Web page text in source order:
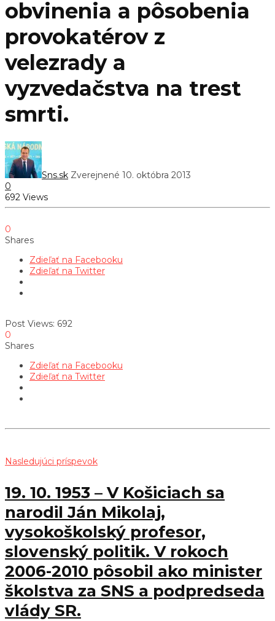
obvinenia a pôsobenia
provokatérov z
velezrady a
vyzvedačstva na trest
smrti.
Sns.sk Zverejnené 10. októbra 2013
0
692 Views
0
Shares
Zdieľať na Facebooku
Zdieľať na Twitter
Post Views: 692
0
Shares
Zdieľať na Facebooku
Zdieľať na Twitter
Nasledujúci príspevok
19. 10. 1953 – V Košiciach sa
narodil Ján Mikolaj,
vysokoškolský profesor,
slovenský politik. V rokoch
2006-2010 pôsobil ako minister
školstva za SNS a podpredseda
vlády SR.